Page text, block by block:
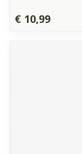
€ 10,99